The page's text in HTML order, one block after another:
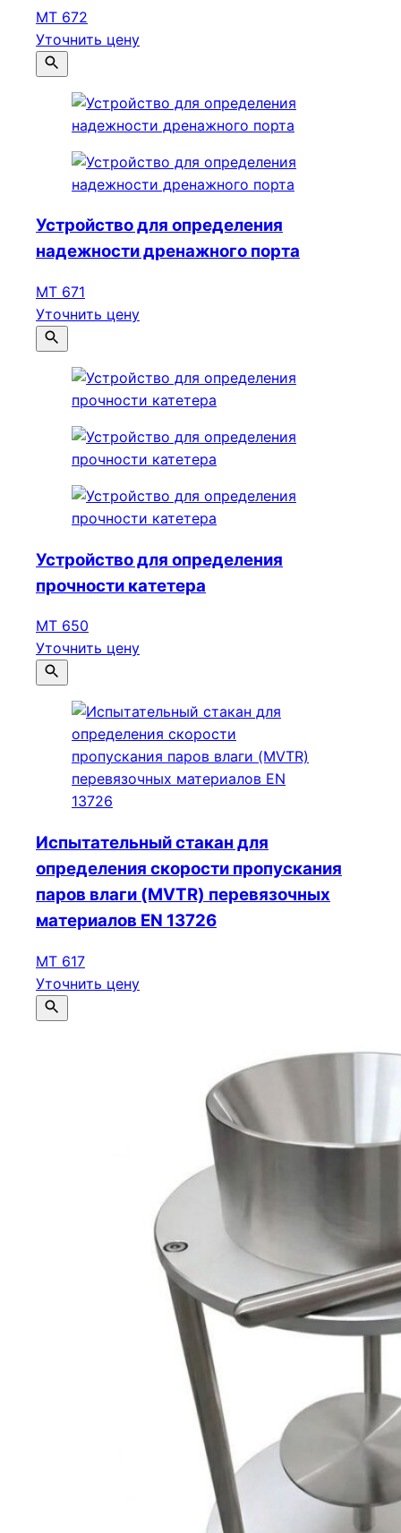
МТ 672
Уточнить цену
Устройство для определения
надежности дренажного порта
МТ 671
Уточнить цену
Устройство для определения
прочности катетера
МТ 650
Уточнить цену
Испытательный стакан для
определения скорости пропускания
паров влаги (MVTR) перевязочных
материалов EN 13726
МТ 617
Уточнить цену